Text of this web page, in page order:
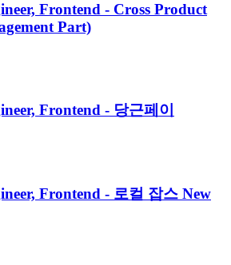
Frontend - Cross Product
Part)
Frontend - 당근페이
Frontend - 로컬 잡스 New